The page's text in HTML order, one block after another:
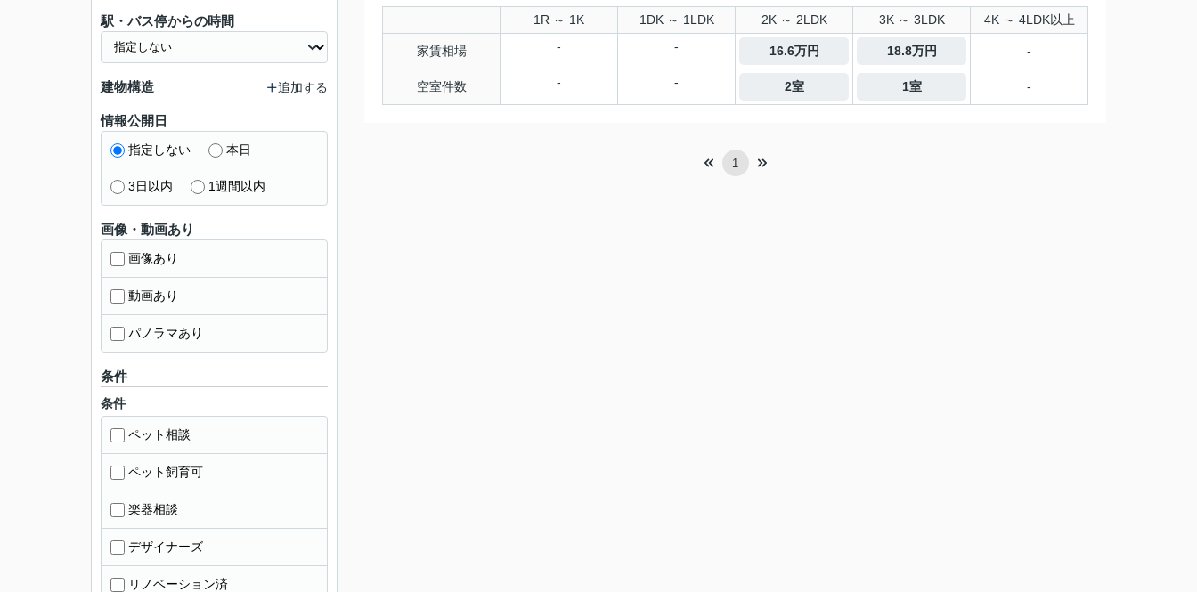
1R ～ 1K 1DK ～ 1LDK 2K ～ 2LDK 3K ～ 3LDK 4K ～ 4LDK以上
家賃相場 - - 16.6万円 18.8万円 -
空室件数 - - 2室 1室 -
1
駅・バス停からの時間
建物構造 追加する
情報公開日
指定しない 本日
3日以内 1週間以内
画像・動画あり
画像あり
動画あり
パノラマあり
条件
条件
ペット相談
ペット飼育可
楽器相談
デザイナーズ
リノベーション済